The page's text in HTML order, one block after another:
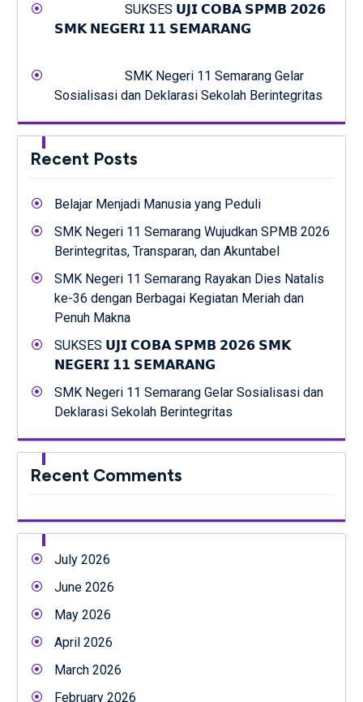
SUKSES 𝗨𝗝𝗜 𝗖𝗢𝗕𝗔 𝗦𝗣𝗠𝗕 𝟮𝟬𝟮𝟲
𝗦𝗠𝗞 𝗡𝗘𝗚𝗘𝗥𝗜 𝟭𝟭 𝗦𝗘𝗠𝗔𝗥𝗔𝗡𝗚
SMK Negeri 11 Semarang Gelar
Sosialisasi dan Deklarasi Sekolah Berintegritas
Recent Posts
Belajar Menjadi Manusia yang Peduli
SMK Negeri 11 Semarang Wujudkan SPMB 2026
Berintegritas, Transparan, dan Akuntabel
SMK Negeri 11 Semarang Rayakan Dies Natalis
ke-36 dengan Berbagai Kegiatan Meriah dan
Penuh Makna
SUKSES 𝗨𝗝𝗜 𝗖𝗢𝗕𝗔 𝗦𝗣𝗠𝗕 𝟮𝟬𝟮𝟲 𝗦𝗠𝗞
𝗡𝗘𝗚𝗘𝗥𝗜 𝟭𝟭 𝗦𝗘𝗠𝗔𝗥𝗔𝗡𝗚
SMK Negeri 11 Semarang Gelar Sosialisasi dan
Deklarasi Sekolah Berintegritas
Recent Comments
July 2026
June 2026
May 2026
April 2026
March 2026
February 2026